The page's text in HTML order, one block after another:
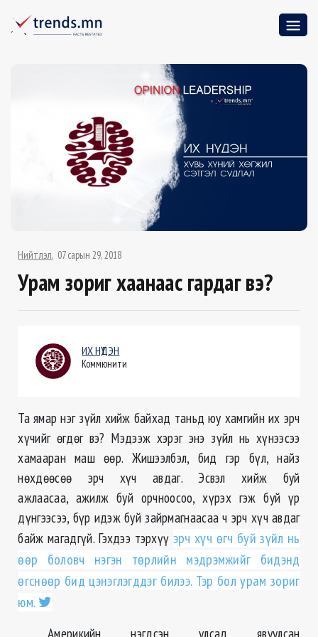
Нийтлэл 07 сарын 29, 2018
Урам зориг хаанаас гардаг вэ?
ИХ НҮДЭН
Коммюнити
Та ямар нэг зүйл хийж байхад таньд юу хамгийн их эрч
хүчийг ѳгдѳг вэ? Мэдээж хэрэг энэ зүйл нь хүнээсээ
хамааран маш ѳѳр. Жишээлбэл, бид гэр бүл, найз
нѳхдѳѳсѳѳ эрч хүч авдаг. Эсвэл хийж буй
ажлаасаа, ажилж буй орчноосоо, хүрэх гэж буй үр
дүнгээсээ, бүр идэж буй зайрмагнаасаа ч эрч хүч авдаг
байж магадгүй. Гэхдээ тэрхүү эрч хүч ѳгч буй зүйл нь
ѳѳр боловч нэгэн тѳрлийн мэдрэмжийг бидэнд
ѳгснѳѳр бид цэнэглэгддэг билээ. Тэр бол урам зориг
юм.
Америкийн нэгдсэн улсад явуулсан